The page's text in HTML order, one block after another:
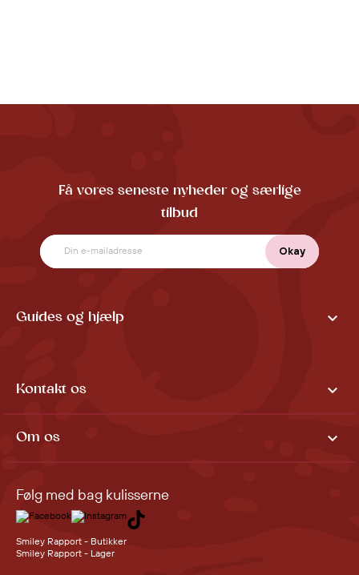
Få vores seneste nyheder og særlige
tilbud
Guides og hjælp 
Kontakt os 
Om os 
Følg med bag kulisserne
Smiley Rapport - Butikker
Smiley Rapport - Lager